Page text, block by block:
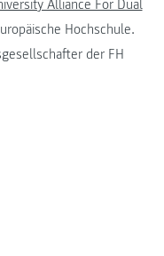
Alliance For Dual
Hochschule.
der FH